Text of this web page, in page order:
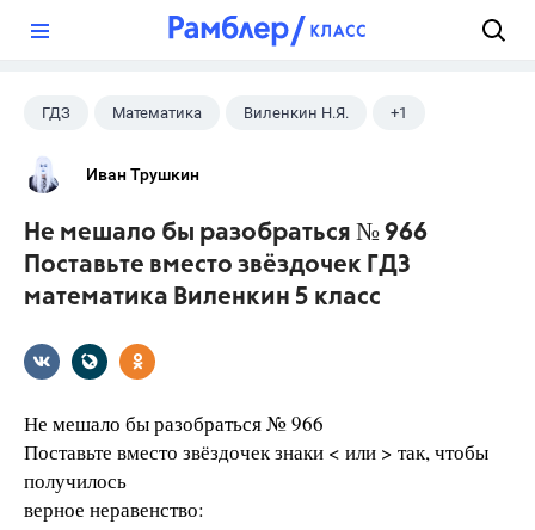
ГДЗ Математика Виленкин Н.Я. +1
5 класс
Иван Трушкин
Не мешало бы разобраться № 966
Поставьте вместо звёздочек ГДЗ
математика Виленкин 5 класс
Не мешало бы разобраться № 966
Поставьте вместо звёздочек знаки < или > так, чтобы
получилось
верное неравенство: